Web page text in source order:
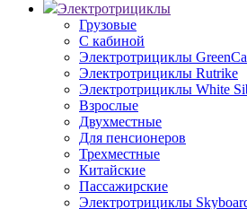
Электротрициклы
Грузовые
С кабиной
Электротрициклы
Электротрициклы Rutrike
Электротрициклы White
Взрослые
Двухместные
Для пенсионеров
Трехместные
Китайские
Пассажирские
Электротрициклы